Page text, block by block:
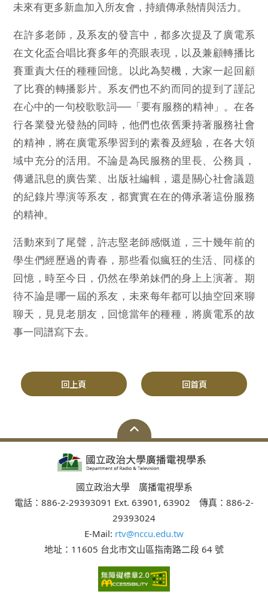
未來有更多新血加入所友會，持續傳承熱情與活力。
在許多老師，及系友的發言中，都多次提及了廣電系
在文化盃合唱比賽多年的亮眼表現，以及兼顧轉播比
賽重責大任的種種回憶。以此為契機，大家一起回顧
了比賽的轉播影片。系友們也不約而同的提到了謹記
在心中的一句校歌歌詞──「要有服務的精神」。在各
行各業發光發熱的同時，他們也依舊秉持著服務社會
的精神，將在廣電系學習到的素養及經驗，在各大領
域中充分的活用。不論是為民服務的里長、公務員，
傳遞訊息的廣告業、出版社編輯，還是關心社會議題
的紀錄片導演等系友，都實實在在的傳承著這份服務
的精神。
活動來到了尾聲，許志堅老師感慨道，三十幾年前的
學生們經歷過的青春，那些看似瘋狂的生活、同樣的
回憶，時至今日，仍然在學弟妹們的身上上演著。期
待不論是哪一屆的系友，未來每年都可以抽空回來聊
聊天，見見老朋友，回憶當年的種種，將廣電系的故
事一同譜寫下去。
回上頁 回首頁
國立政治大學 廣播電視學系
電話：886-2-29393091 Ext. 63901, 63902 傳真：886-2-
29393024
E-Mail: rtv@nccu.edu.tw
地址：11605 台北市文山區指南路二段 64 號